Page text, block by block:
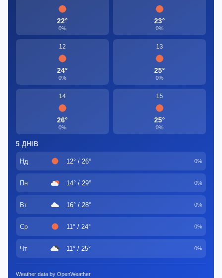
22°
0%
23°
0%
12
24°
0%
13
25°
0%
14
26°
0%
15
25°
0%
5 ДНІВ
Нд 12° / 26° 0%
Пн 14° / 29° 0%
Вт 16° / 28° 0%
Ср 11° / 24° 0%
Чт 11° / 25° 0%
Weather data by OpenWeather